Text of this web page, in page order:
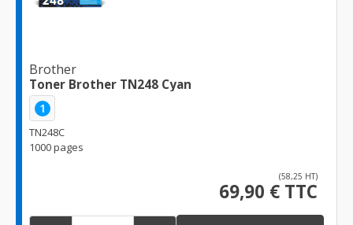
Brother
Toner Brother TN248 Cyan
1
TN248C
1000 pages
(58,25 HT)
69,90 € TTC